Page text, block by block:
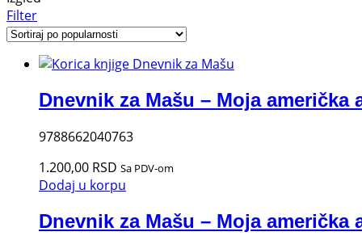
Filter
Dnevnik za Mašu – Moja američka
9788662040763
1.200,00 RSD Sa PDV-om
Dodaj u korpu
Dnevnik za Mašu – Moja američka